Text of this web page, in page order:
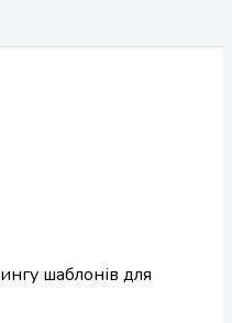
шаблонів для